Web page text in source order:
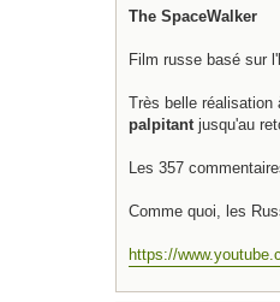
g
The SpaceWalker
Film russe basé sur
Très belle réalisation
palpitant jusqu'au
Les 357
Comme quoi, les
https://